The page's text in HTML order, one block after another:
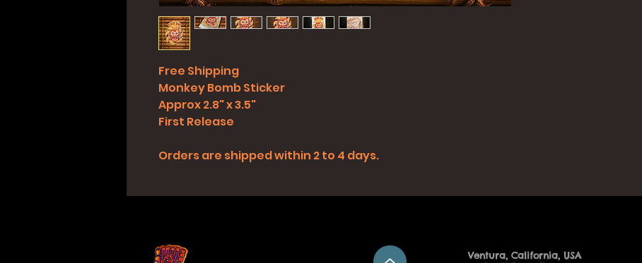
Free Shipping
Monkey Bomb Sticker
Approx 2.8" x 3.5"
First Release
Orders are shipped within 2 to 4 days.
Ventura, California, USA